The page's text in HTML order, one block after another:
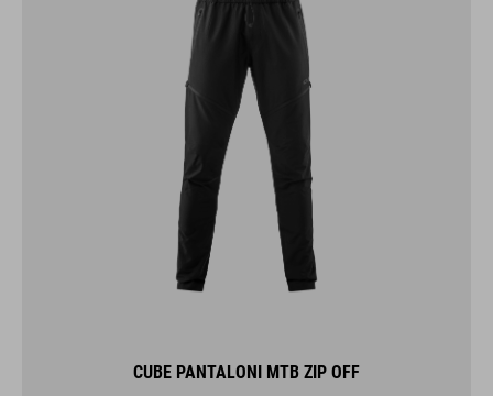
CUBE PANTALONI MTB ZIP OFF